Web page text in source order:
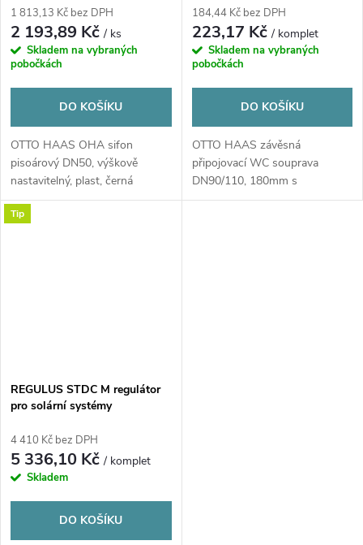
1 813,13 Kč bez DPH
2 193,89 Kč/ ks
Skladem na vybraných
pobočkách
DO KOŠÍKU
OTTO HAAS OHA sifon
pisoárový DN50, výškově
nastavitelný, plast, černá
chlopňovým těsněním, s
možností sváření, polyethylen,
černá
184,44 Kč bez DPH
223,17 Kč/ komplet
Skladem na vybraných
pobočkách
DO KOŠÍKU
OTTO HAAS závěsná
připojovací WC souprava
DN90/110, 180mm s
chlopňovým těsněním, s
Tip
REGULUS STDC M regulátor
pro solární systémy
4 410 Kč bez DPH
5 336,10 Kč/ komplet
Skladem
DO KOŠÍKU